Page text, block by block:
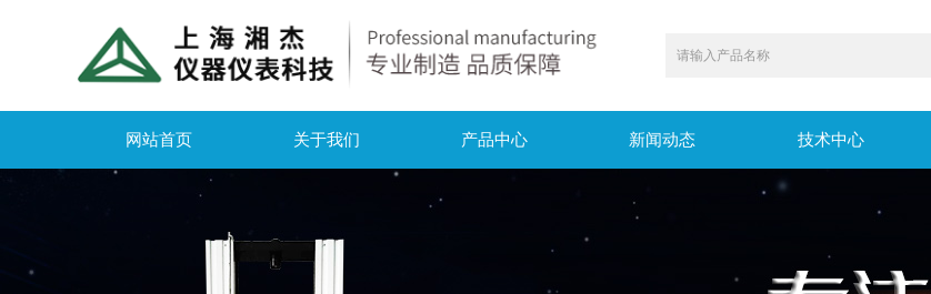
网站首页 关于我们 产品中心 新闻动态 技术中心